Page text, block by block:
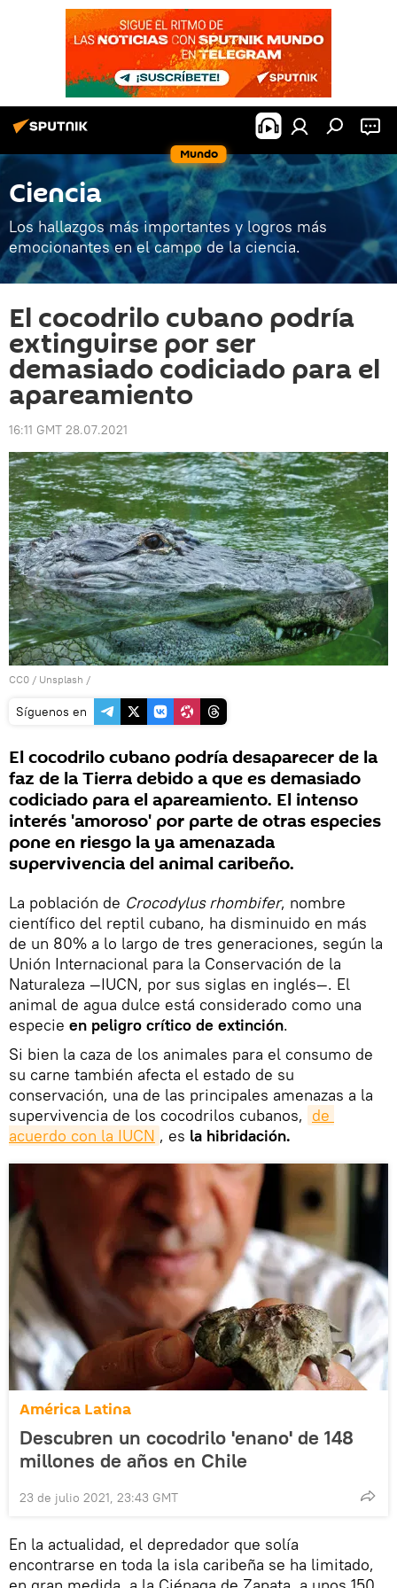
Mundo
Ciencia
Los hallazgos más importantes y logros más
emocionantes en el campo de la ciencia.
El cocodrilo cubano podría
extinguirse por ser
demasiado codiciado para el
apareamiento
16:11 GMT 28.07.2021
CC0 / Unsplash /
Síguenos en
El cocodrilo cubano podría desaparecer de la
faz de la Tierra debido a que es demasiado
codiciado para el apareamiento. El intenso
interés 'amoroso' por parte de otras especies
pone en riesgo la ya amenazada
supervivencia del animal caribeño.
La población de Crocodylus rhombifer, nombre
científico del reptil cubano, ha disminuido en más
de un 80% a lo largo de tres generaciones, según la
Unión Internacional para la Conservación de la
Naturaleza —IUCN, por sus siglas en inglés—. El
animal de agua dulce está considerado como una
especie en peligro crítico de extinción.
Si bien la caza de los animales para el consumo de
su carne también afecta el estado de su
conservación, una de las principales amenazas a la
supervivencia de los cocodrilos cubanos, de
acuerdo con la IUCN , es la hibridación.
América Latina
Descubren un cocodrilo 'enano' de 148
millones de años en Chile
23 de julio 2021, 23:43 GMT
En la actualidad, el depredador que solía
encontrarse en toda la isla caribeña se ha limitado,